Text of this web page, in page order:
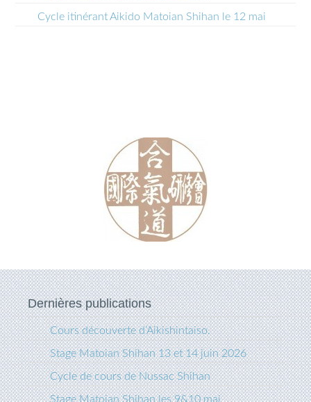
Cycle itinérant Aikido Matoian Shihan le 12 mai
Dernières publications
Cours découverte d’Aikishintaiso.
Stage Matoian Shihan 13 et 14 juin 2026
Cycle de cours de Nussac Shihan
Stage Matoian Shihan les 9&10 mai